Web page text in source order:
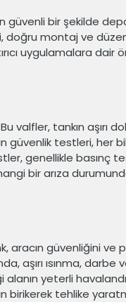
güvenli bir şekilde
montaj ve
uygulamalara dair
valfler, tankın aşırı
testleri, her
genellikle basınç
bir arıza
aracın güvenliğini ve
aşırı ısınma, darbe
yeterli
birikerek tehlike